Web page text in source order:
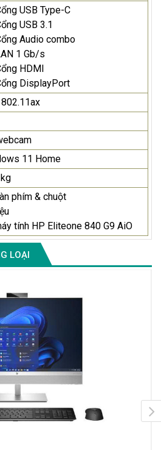
USB Type-C
USB 3.1
Audio combo
1 Gb/s
HDMI
DisplayPort
11 Home
phím & chuột
tính HP Eliteone 840 G9 AiO
LOẠI